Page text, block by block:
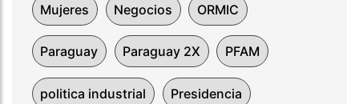
Mujeres Negocios ORMIC
Paraguay Paraguay 2X PFAM
politica industrial Presidencia